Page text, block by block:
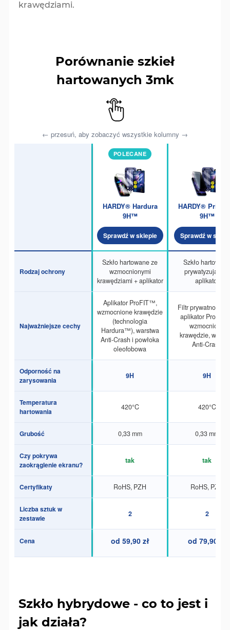
krawędziami.
Porównanie szkieł
hartowanych 3mk
← przesuń, aby zobaczyć wszystkie kolumny →
POLECANE
HARDY® Hardura
9H™
Sprawdź w sklepie
HARDY®
9H™
Sprawdź w
Rodzaj ochrony
Szkło hartowane ze
wzmocnionymi
krawędziami + aplikator
Szkło hartowane
prywatyzujące +
aplikator
Najważniejsze cechy
Aplikator ProFIT™,
wzmocnione krawędzie
(technologia
Hardura™), warstwa
Anti-Crash i powłoka
oleofobowa
Filtr prywatności
aplikator
wzmocnione
krawędzie,
Anti-Crash
Odporność na
zarysowania
9H 9H
Temperatura
hartowania
420°C 420°C
Grubość 0,33 mm 0,33 mm
Czy pokrywa
zaokrąglenie ekranu?
tak tak
Certyfikaty RoHS, PZH RoHS, PZH
Liczba sztuk w
zestawie
2 2
Cena od 59,90 zł od 79,90 zł
Szkło hybrydowe - co to jest i
jak działa?